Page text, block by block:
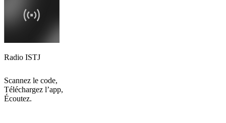
Radio ISTJ
Scannez le code,
Téléchargez l’app,
Écoutez.